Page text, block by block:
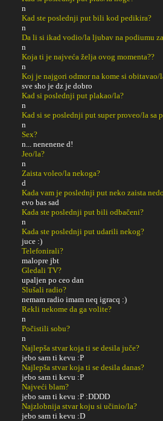
n
Kad ste poslednji put bili kod pedikira?
n
Da li si ikad vodio/la ljubav na podiumu
n
Koja ti je najveća želja ovog momenta??
n
Koj je najgori odmor na kome si obitavao/
sve sho je dz je dobro
Kad si poslednji put plakao/la?
n
Kad si se poslednji put super proveo/la sa
n
Sex?
n... nenenene d!
Jeo/la?
n
Zaista voleo/la nekoga?
d
Kada vam je poslednji put neko zaista
evo bas sad
Kada ste poslednji put bili odbačeni?
n
Kada ste poslednji put udarili nekog?
juce :)
Telefonirali?
malopre jbt
Gledali TV?
upaljen po ceo dan
Slušali radio?
nemam radio imam neq igracq :)
Rekli nekome da ga volite?
n
Počistili sobu?
n
Najlepša stvar koja ti se desila juče?
jebo sam ti kevu :P
Najlepša stvar koja ti se desila danas?
jebo sam ti kevu :P
Najveći blam?
jebo sam ti kevu :P :DDDD
Najzlobnija stvar koju si učinio/la?
jebo sam ti kevu :D